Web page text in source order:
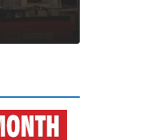
ashok